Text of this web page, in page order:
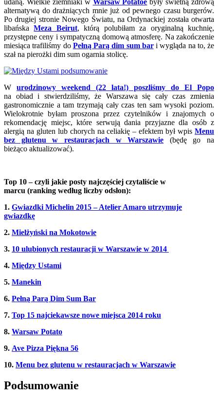
udaną. Wielkie ziemniaki w Warsaw Potatoe były świetną zdrową
alternatywą do drażniących mnie już od pewnego czasu burgerów.
Po drugiej stronie Nowego Światu, na Ordynackiej została otwarta
libańskaMeza Beirut, którą polubiłam za oryginalną kuchnię,
przystępne ceny i sympatyczną domową atmosferę. Na zakończenie
miesiąca trafiliśmy do Pełną Parą dim sum bari wygląda na to, że
szał na pierożki dim sum ogarnia stolicę.
W urodzinowy weekend (22 lata!) poszliśmy do El Popo
na obiad i stwierdziliśmy, że Warszawa się cały czas zmienia
gastronomicznie a tam trzymają cały czas ten sam wysoki poziom.
Wielokrotnie byłam proszona przez czytelników i znajomych o
rekomendację miejsc, które serwują dania przyjazne dla osób z
alergią na gluten lub chorych na celiakię – efektem był wpis Menu
bez glutenu w restauracjach w Warszawie (będę go na
bieżąco aktualizować).
Top 10 – czyli jakie posty najczęściej czytaliście w
marcu (ranking według liczby odsłon):
1. Gwiazdki Michelin 2015 – Atelier Amaro utrzymuje
gwiazdkę
2. Mielżyński na Mokotowie
3. 10 ulubionych restauracji w Warszawie w 2014
4. Między Ustami
5. Manekin
6. Pełną Parą Dim Sum Bar
7. Top 15 najciekawsze nowe miejsca 2014 roku
8. Warsaw Potato
9. Ave Pizza Piękna 56
10. Menu bez glutenu w restauracjach w Warszawie
Podsumowanie